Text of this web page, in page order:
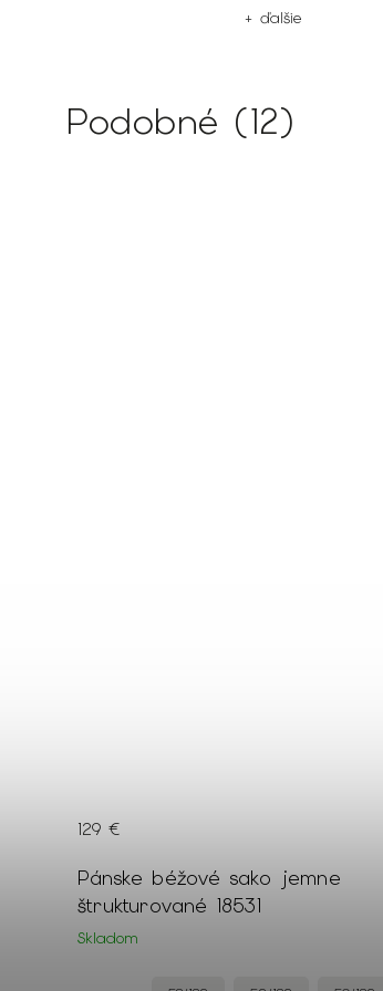
+ ďalšie
Podobné (12)
Pánske béžové sako jemne
štrukturované 18531
Skladom
129 €